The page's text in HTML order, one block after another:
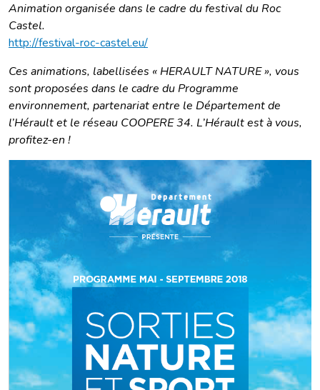
Animation organisée dans le cadre du festival du Roc
Castel.
http://festival-roc-castel.eu/
Ces animations, labellisées « HERAULT NATURE », vous
sont proposées dans le cadre du Programme
environnement, partenariat entre le Département de
l’Hérault et le réseau COOPERE 34. L’Hérault est à vous,
profitez-en !